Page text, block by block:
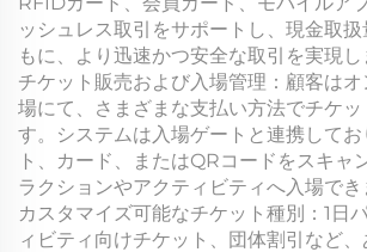
ッシュレス取引をサポートし、現金取
もに、より迅速かつ安全な取引を実現し
チケット販売および入場管理：顧客は
場にて、さまざまな支払い方法でチケッ
す。システムは入場ゲートと連携してお
ト、カード、またはQRコードをスキャ
ラクションやアクティビティへ入場でき
カスタマイズ可能なチケット種別：1日
ィビティ向けチケット、団体割引など